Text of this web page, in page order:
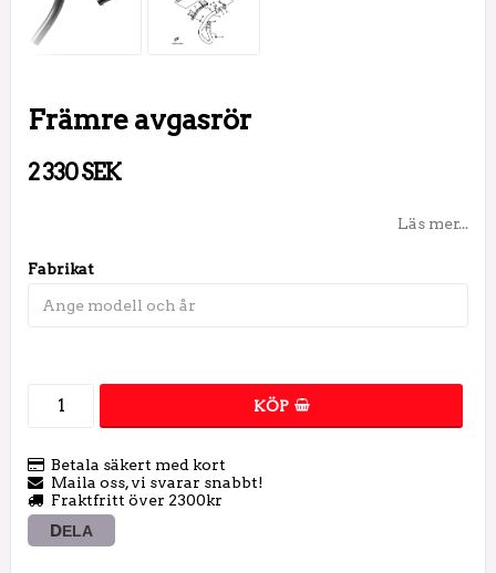
Främre avgasrör
2 330 SEK
Läs mer...
Fabrikat
KÖP
Betala säkert med kort
Maila oss, vi svarar snabbt!
Fraktfritt över 2300kr
DELA